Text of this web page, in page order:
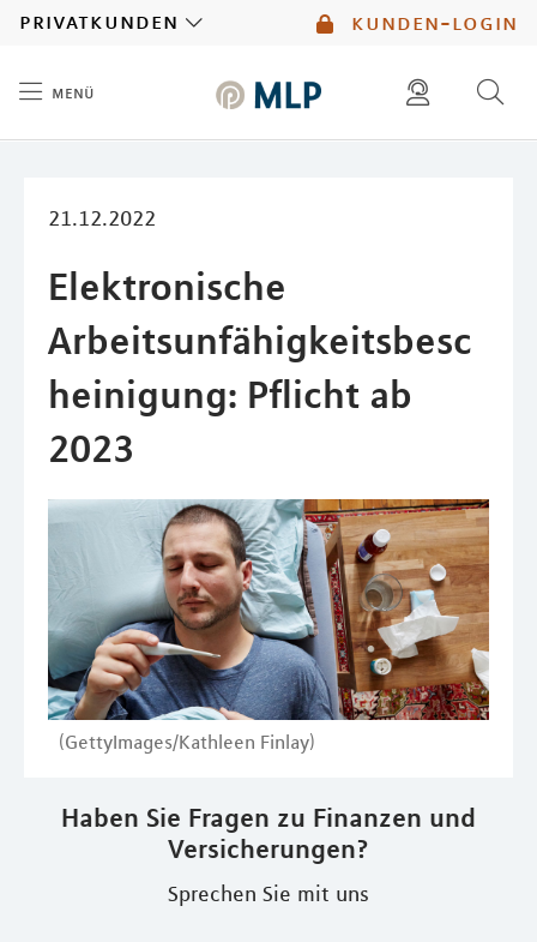
kunden-login
privatkunden
menü
21.12.2022
Elektronische
Arbeitsunfähigkeitsbesc
heinigung: Pflicht ab
2023
(GettyImages/Kathleen Finlay)
Haben Sie Fragen zu Finanzen und
Versicherungen?
Sprechen Sie mit uns